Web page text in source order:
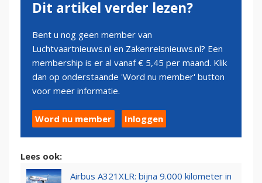
Dit artikel verder lezen?
Bent u nog geen member van
Luchtvaartnieuws.nl en Zakenreisnieuws.nl? Een
membership is er al vanaf € 5,45 per maand. Klik
dan op onderstaande 'Word nu member' button
voor meer informatie.
Word nu member Inloggen
Lees ook:
Airbus A321XLR: bijna 9.000 kilometer in